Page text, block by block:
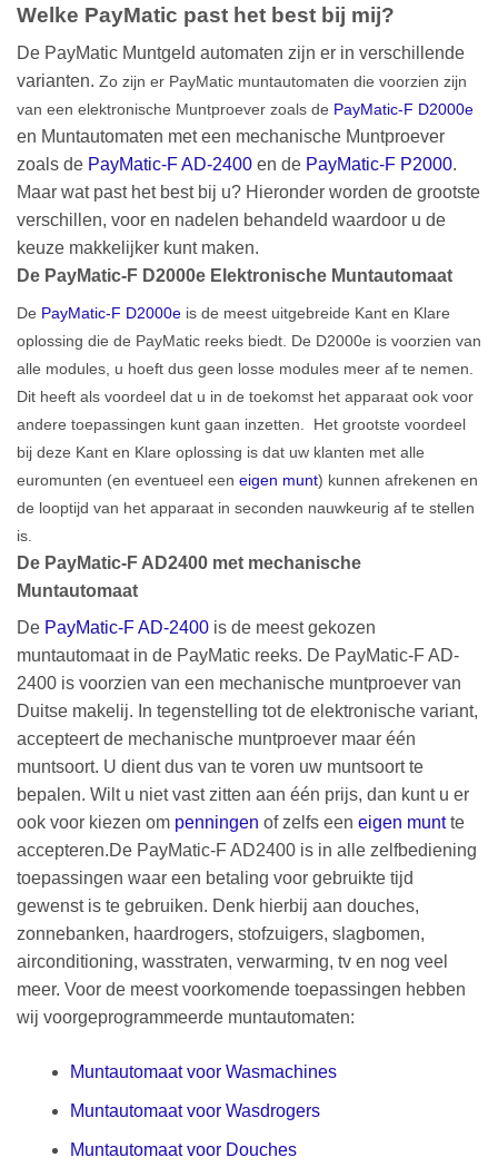
Welke PayMatic past het best bij mij?
De PayMatic Muntgeld automaten zijn er in verschillende
varianten. Zo zijn er PayMatic muntautomaten die voorzien zijn
van een elektronische Muntproever zoals de PayMatic-F D2000e
en Muntautomaten met een mechanische Muntproever
zoals de PayMatic-F AD-2400 en de PayMatic-F P2000.
Maar wat past het best bij u? Hieronder worden de grootste
verschillen, voor en nadelen behandeld waardoor u de
keuze makkelijker kunt maken.
De PayMatic-F D2000e Elektronische Muntautomaat
De PayMatic-F D2000e is de meest uitgebreide Kant en Klare
oplossing die de PayMatic reeks biedt. De D2000e is voorzien van
alle modules, u hoeft dus geen losse modules meer af te nemen.
Dit heeft als voordeel dat u in de toekomst het apparaat ook voor
andere toepassingen kunt gaan inzetten. Het grootste voordeel
bij deze Kant en Klare oplossing is dat uw klanten met alle
euromunten (en eventueel een eigen munt) kunnen afrekenen en
de looptijd van het apparaat in seconden nauwkeurig af te stellen
is.
De PayMatic-F AD2400 met mechanische
Muntautomaat
De PayMatic-F AD-2400 is de meest gekozen
muntautomaat in de PayMatic reeks. De PayMatic-F AD-
2400 is voorzien van een mechanische muntproever van
Duitse makelij. In tegenstelling tot de elektronische variant,
accepteert de mechanische muntproever maar één
muntsoort. U dient dus van te voren uw muntsoort te
bepalen. Wilt u niet vast zitten aan één prijs, dan kunt u er
ook voor kiezen om penningen of zelfs een eigen muntte
accepteren.De PayMatic-F AD2400 is in alle zelfbediening
toepassingen waar een betaling voor gebruikte tijd
gewenst is te gebruiken. Denk hierbij aan douches,
zonnebanken, haardrogers, stofzuigers, slagbomen,
airconditioning, wasstraten, verwarming, tv en nog veel
meer. Voor de meest voorkomende toepassingen hebben
wij voorgeprogrammeerde muntautomaten:
Muntautomaat voor Wasmachines
Muntautomaat voor Wasdrogers
Muntautomaat voor Douches